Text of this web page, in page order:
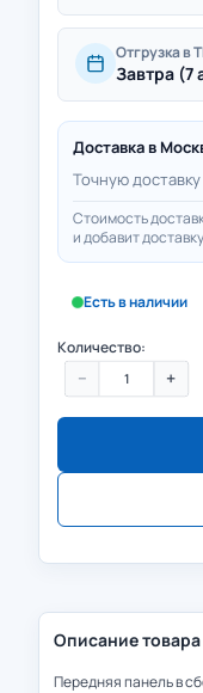
Отгрузка в
Завтра (7
Доставка в
Точную
Стоимость
и добавит
Есть в наличии
Количество:
− +
Описание товара
Передняя панель в